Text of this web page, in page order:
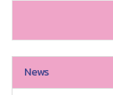
News